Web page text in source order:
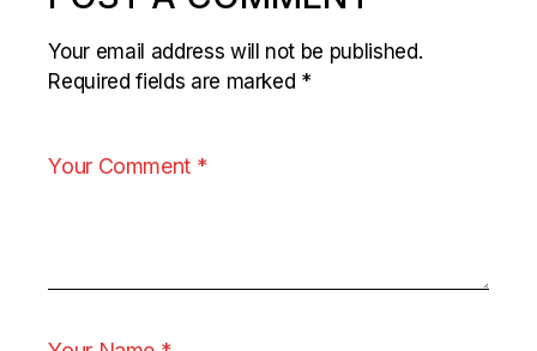
Your email address will not be published.
Required fields are marked *